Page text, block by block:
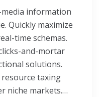
information
Quickly maximize
time schemas.
and-mortar
solutions.
taxing
niche markets.…